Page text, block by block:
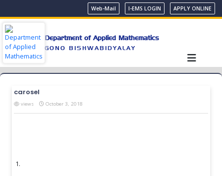
Web-Mail I-EMS LOGIN APPLY ONLINE
Department of Applied Mathematics
GONO BISHWABIDYALAY
carosel
views October 3, 2018